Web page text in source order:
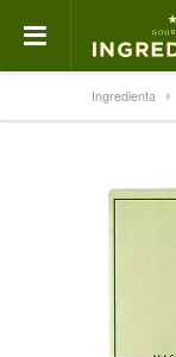
Ingredienta